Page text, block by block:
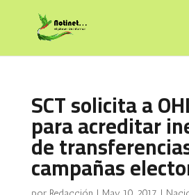
SCT solicita a
para acreditar
de
campañas